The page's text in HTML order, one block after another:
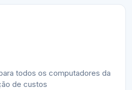
todos os computadores da
de custos